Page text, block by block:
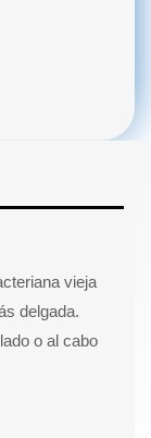
vieja
delgada.
o al cabo